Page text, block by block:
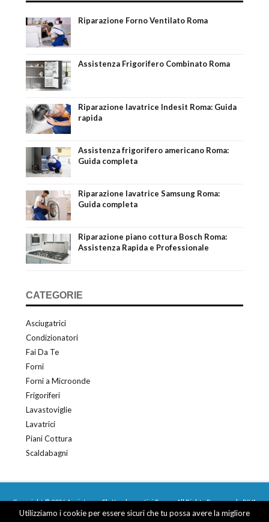
Riparazione Forno Ventilato Roma
Assistenza Frigorifero Combinato Roma
Riparazione lavatrice Indesit Roma: Guida
rapida
Assistenza frigorifero americano Roma:
Guida completa
Riparazione lavatrice Samsung Roma:
Guida completa
Riparazione piano cottura Bosch Roma:
Assistenza Rapida e Professionale
CATEGORIE
Asciugatrici
Condizionatori
Fai Da Te
Forni
Forni a Microonde
Frigoriferi
Lavastoviglie
Lavatrici
Piani Cottura
Scaldabagni
Copyright © 2026 Assistenza Elettrodomestici Roma - All Rights Reserved - P.IVA
03677950366
Utilizziamo i cookie per essere sicuri che tu possa avere la migliore